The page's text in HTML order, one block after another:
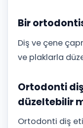
Bir
Diş ve çene
ve plaklarla
Ortodonti
düzeltebilir
Ortodonti diş